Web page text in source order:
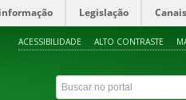
Legislação Canais
ACESSIBILIDADE ALTO CONTRASTE